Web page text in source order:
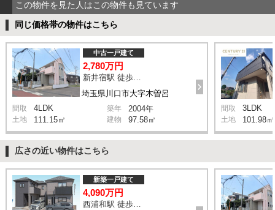
この物件を見た人はこの物件も見ています
同じ価格帯の物件はこちら
埼玉県川口市大字木曽呂
中古一戸建て
2,780万円
新井宿駅 徒歩29分
間取 4LDK 築年 2004年
土地 111.15㎡ 建物 97.58㎡
間取 3LDK
土地 101.98㎡
広さの近い物件はこちら
新築一戸建て
4,090万円